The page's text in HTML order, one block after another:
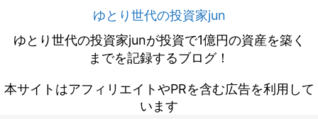
ゆとり世代の投資家jun
ゆとり世代の投資家junが投資で1億円の資産を築く
までを記録するブログ！
本サイトはアフィリエイトやPRを含む広告を利用して
います